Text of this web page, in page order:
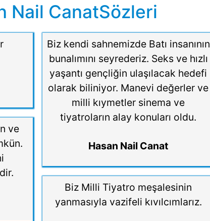
Nail CanatSözleri
ve
Biz kendi sahnemizde Batı insanının
bunalımını seyrederiz. Seks ve hızlı
yaşantı gençliğin ulaşılacak hedefi
olarak biliniyor. Manevi değerler ve
milli kıymetler sinema ve
tiyatroların alay konuları oldu.
Hasan Nail Canat
Biz Milli Tiyatro meşalesinin
yanmasıyla vazifeli kıvılcımlarız.